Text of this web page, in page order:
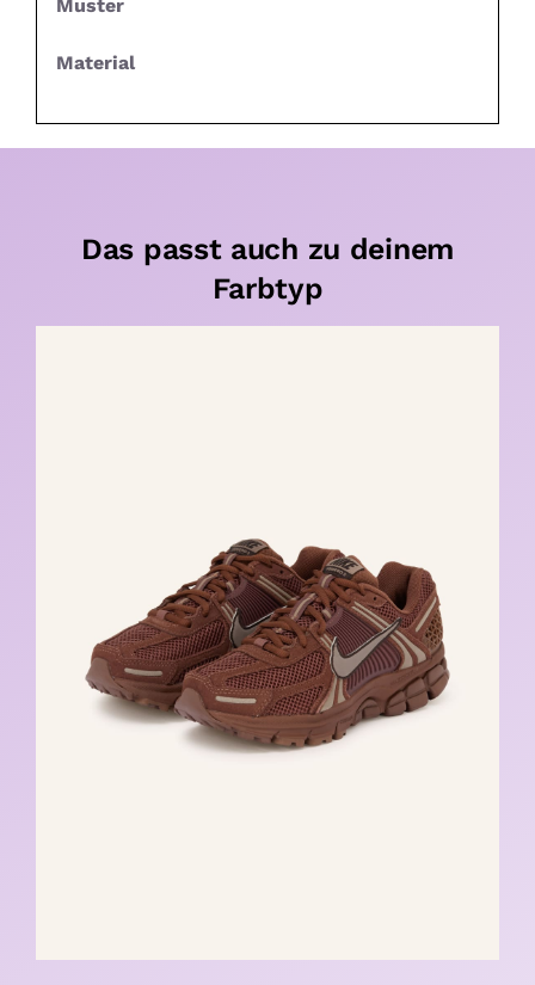
Muster
Material
Das passt auch zu deinem
Farbtyp